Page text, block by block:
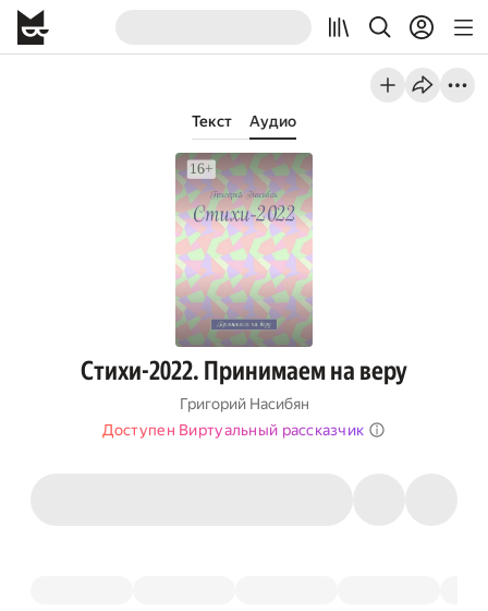
Текст Аудио
Стихи-2022. Принимаем на веру
Григорий Насибян
Доступен Виртуальный рассказчик